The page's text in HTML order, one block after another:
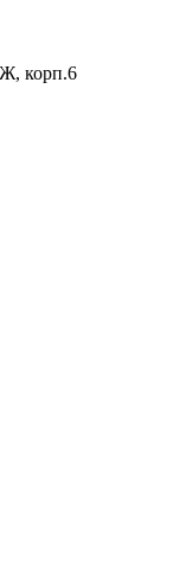
корп.6